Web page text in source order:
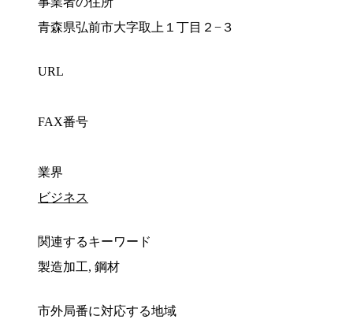
青森県弘前市大字取上１丁目２−３
URL
FAX番号
業界
ビジネス
関連するキーワード
製造加工, 鋼材
市外局番に対応する地域